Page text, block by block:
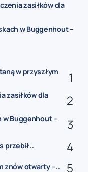
zasiłków dla
w Buggenhout –
w przyszłym
zasiłków dla
w Buggenhout –
przebił...
znów otwarty –...